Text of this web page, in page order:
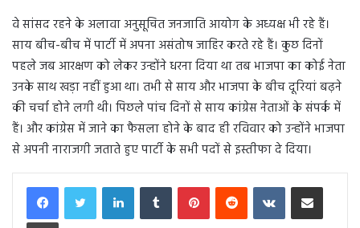
वे सांसद रहने के अलावा अनुसूचित जनजाति आयोग के अध्यक्ष भी रहे हैं।
साय बीच-बीच में पार्टी में अपना असंतोष जाहिर करते रहे हैं। कुछ दिनों
पहले जब आरक्षण को लेकर उन्होंने धरना दिया था तब भाजपा का कोई नेता
उनके साथ खड़ा नहीं हुआ था। तभी से साय और भाजपा के बीच दूरियां बढ़ने
की चर्चा होने लगी थी। पिछले पांच दिनों से साय कांग्रेस नेताओं के संपर्क में
हैं। और कांग्रेस में जाने का फैसला होने के बाद ही रविवार को उन्होंने भाजपा
से अपनी नाराजगी जताते हुए पार्टी के सभी पदों से इस्तीफा दे दिया।
LinkedInTumblr PinterestReddit VKontakteShare via Email
Print